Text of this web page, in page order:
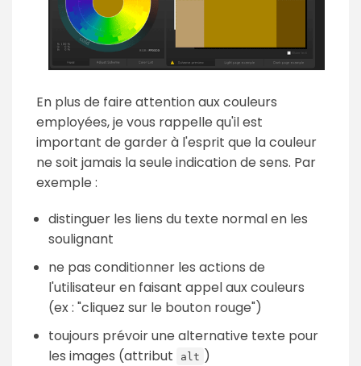
En plus de faire attention aux couleurs
employées, je vous rappelle qu'il est
important de garder à l'esprit que la couleur
ne soit jamais la seule indication de sens. Par
exemple :
distinguer les liens du texte normal en les
soulignant
ne pas conditionner les actions de
l'utilisateur en faisant appel aux couleurs
(ex : "cliquez sur le bouton rouge")
toujours prévoir une alternative texte pour
les images (attribut
alt )